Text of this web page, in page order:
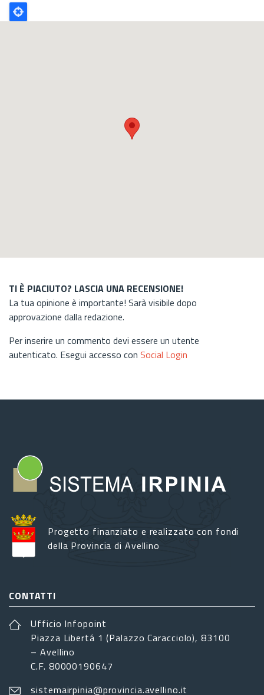
Poligono
GEO
TI È PIACIUTO? LASCIA UNA RECENSIONE!
La tua opinione è importante! Sarà visibile dopo
approvazione dalla redazione.
Per inserire un commento devi essere un utente
autenticato. Esegui accesso con Social Login
Progetto finanziato e realizzato con fondi
della Provincia di Avellino
CONTATTI
Ufficio Infopoint
Piazza Libertá 1 (Palazzo Caracciolo), 83100
– Avellino
C.F. 80000190647
sistemairpinia@provincia.avellino.it